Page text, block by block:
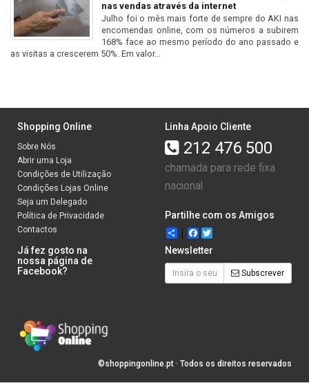
nas vendas através da internet
Julho foi o mês mais forte de sempre do AKI nas
encomendas online, com os números a subirem
168% face ao mesmo período do ano passado e
as visitas a crescerem 50%. Em valor...
Shopping Online
Sobre Nós
Abrir uma Loja
Condições de Utilização
Condições Lojas Online
Seja um Delegado
Política de Privacidade
Contactos
Linha Apoio Cliente
212 476 500
chamada para rede fixa
nacional
Partilhe com os Amigos
ShareFacebook
Já fez gosto na
nossa página de
Facebook?
Newsletter
Subscrever
©shoppingonline.pt · Todos os direitos reservados